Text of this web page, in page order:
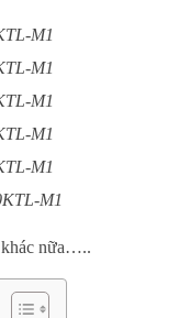
M1
M1
M1
M1
M1
M1
khác nữa…..